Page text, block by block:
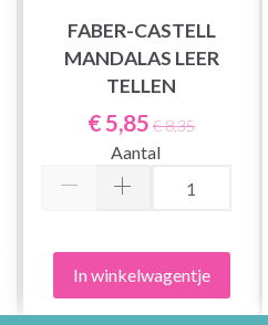
FABER-CASTELL
MANDALAS LEER
TELLEN
€ 5,85 € 8,35
Aantal
In winkelwagentje